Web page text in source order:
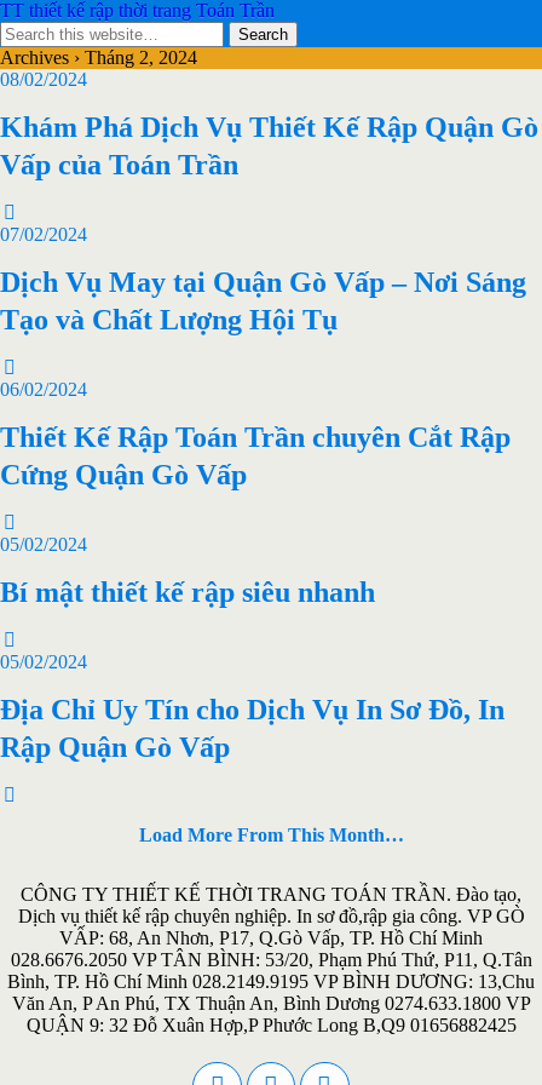
TT thiết kế rập thời trang Toán Trần
Archives › Tháng 2, 2024
08/02/2024
Khám Phá Dịch Vụ Thiết Kế Rập Quận Gò
Vấp của Toán Trần
07/02/2024
Dịch Vụ May tại Quận Gò Vấp – Nơi Sáng
Tạo và Chất Lượng Hội Tụ
06/02/2024
Thiết Kế Rập Toán Trần chuyên Cắt Rập
Cứng Quận Gò Vấp
05/02/2024
Bí mật thiết kế rập siêu nhanh
05/02/2024
Địa Chỉ Uy Tín cho Dịch Vụ In Sơ Đồ, In
Rập Quận Gò Vấp
Load More From This Month…
CÔNG TY THIẾT KẾ THỜI TRANG TOÁN TRẦN. Đào tạo,
Dịch vụ thiết kế rập chuyên nghiệp. In sơ đồ,rập gia công. VP GÒ
VẤP: 68, An Nhơn, P17, Q.Gò Vấp, TP. Hồ Chí Minh
028.6676.2050 VP TÂN BÌNH: 53/20, Phạm Phú Thứ, P11, Q.Tân
Bình, TP. Hồ Chí Minh 028.2149.9195 VP BÌNH DƯƠNG: 13,Chu
Văn An, P An Phú, TX Thuận An, Bình Dương 0274.633.1800 VP
QUẬN 9: 32 Đỗ Xuân Hợp,P Phước Long B,Q9 01656882425